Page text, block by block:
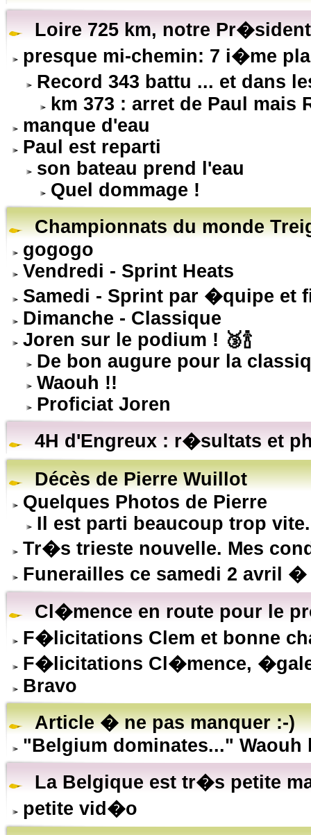
Loire 725 km, notre
presque mi-chemin: 7 i�me
Record 343 battu ... et dans
km 373 : arret de Paul mais
manque d'eau
Paul est reparti
son bateau prend l'eau
Quel dommage !
Championnats du monde
gogogo
Vendredi - Sprint Heats
Samedi - Sprint par �quipe et
Dimanche - Classique
Joren sur le podium ! 🥉🍾
De bon augure pour la
Waouh !!
Proficiat Joren
4H d'Engreux : r�sultats et
Décès de Pierre Wuillot
Quelques Photos de Pierre
Il est parti beaucoup trop vite.
Tr�s trieste nouvelle. Mes
Funerailles ce samedi 2 avril �
Cl�mence en route pour le
F�licitations Clem et bonne
F�licitations Cl�mence,
Bravo
Article � ne pas manquer :-)
"Belgium dominates..." Waouh
La Belgique est tr�s petite
petite vid�o